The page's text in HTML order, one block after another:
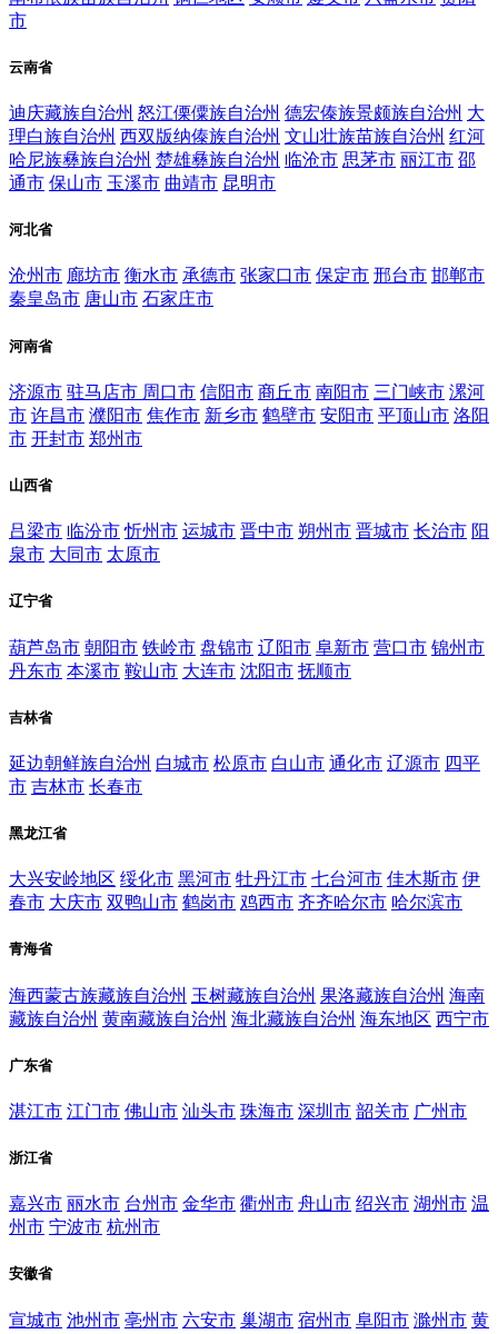
市
云南省
迪庆藏族自治州 怒江傈僳族自治州 德宏傣族景颇族自治州 大
理白族自治州 西双版纳傣族自治州 文山壮族苗族自治州 红河
哈尼族彝族自治州 楚雄彝族自治州 临沧市 思茅市 丽江市 邵
通市 保山市 玉溪市 曲靖市 昆明市
河北省
沧州市 廊坊市 衡水市 承德市 张家口市 保定市 邢台市 邯郸市
秦皇岛市 唐山市 石家庄市
河南省
济源市 驻马店市 周口市 信阳市 商丘市 南阳市 三门峡市 漯河
市 许昌市 濮阳市 焦作市 新乡市 鹤壁市 安阳市 平顶山市 洛阳
市 开封市 郑州市
山西省
吕梁市 临汾市 忻州市 运城市 晋中市 朔州市 晋城市 长治市 阳
泉市 大同市 太原市
辽宁省
葫芦岛市 朝阳市 铁岭市 盘锦市 辽阳市 阜新市 营口市 锦州市
丹东市 本溪市 鞍山市 大连市 沈阳市 抚顺市
吉林省
延边朝鲜族自治州 白城市 松原市 白山市 通化市 辽源市 四平
市 吉林市 长春市
黑龙江省
大兴安岭地区 绥化市 黑河市 牡丹江市 七台河市 佳木斯市 伊
春市 大庆市 双鸭山市 鹤岗市 鸡西市 齐齐哈尔市 哈尔滨市
青海省
海西蒙古族藏族自治州 玉树藏族自治州 果洛藏族自治州 海南
藏族自治州 黄南藏族自治州 海北藏族自治州 海东地区 西宁市
广东省
湛江市 江门市 佛山市 汕头市 珠海市 深圳市 韶关市 广州市
浙江省
嘉兴市 丽水市 台州市 金华市 衢州市 舟山市 绍兴市 湖州市 温
州市 宁波市 杭州市
安徽省
宣城市 池州市 亳州市 六安市 巢湖市 宿州市 阜阳市 滁州市 黄